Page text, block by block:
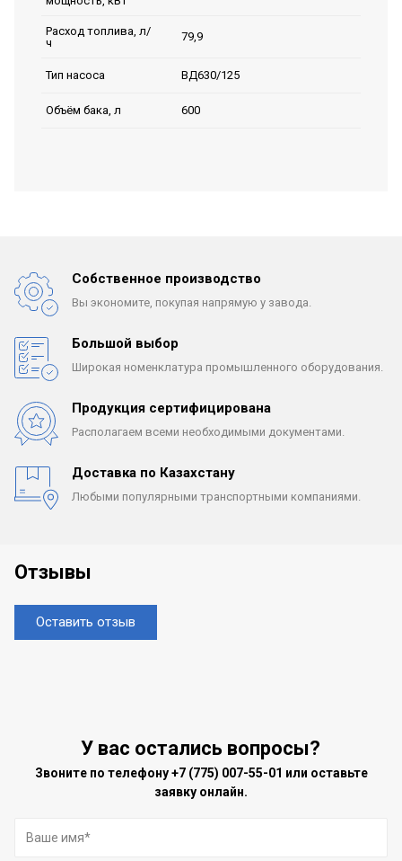
Расход топлива, л/
ч
79,9
Тип насоса ВД630/125
Объём бака, л 600
Собственное производство
Вы экономите, покупая напрямую у завода.
Большой выбор
Широкая номенклатура промышленного оборудования.
Продукция сертифицирована
Располагаем всеми необходимыми документами.
Доставка по Казахстану
Любыми популярными транспортными компаниями.
Отзывы
Оставить отзыв
У вас остались вопросы?
Звоните по телефону+7 (775) 007-55-01 или оставьте
заявку онлайн.